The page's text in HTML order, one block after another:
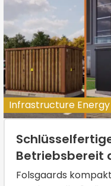
Infrastructure Energy
Betriebsbereit
Folsgaards